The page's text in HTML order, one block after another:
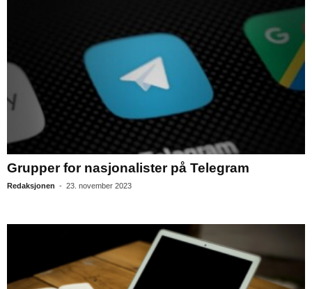
Grupper for nasjonalister på Telegram
Redaksjonen - 23. november 2023